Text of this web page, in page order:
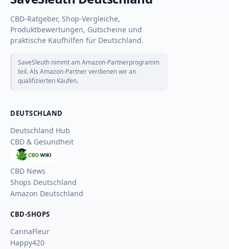
CBD-Ratgeber, Shop-Vergleiche,
Produktbewertungen, Gutscheine und
praktische Kaufhilfen für Deutschland.
SaveSleuth nimmt am Amazon-Partnerprogramm
teil. Als Amazon-Partner verdienen wir an
qualifizierten Käufen.
DEUTSCHLAND
Deutschland Hub
CBD & Gesundheit
CBD
Wiki
CBD News
Shops Deutschland
Amazon Deutschland
CBD-SHOPS
CannaFleur
Happy420